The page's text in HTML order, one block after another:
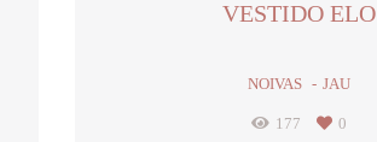
VESTIDO ELO
NOIVAS JAU
177 0